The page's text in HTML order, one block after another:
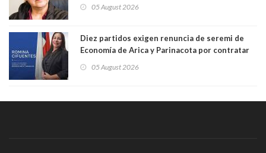
05 August 2026
Diez partidos exigen renuncia de seremi de
Economía de Arica y Parinacota por contratar
una militante de RN, detenida con 47 kilos de
05 August 2026